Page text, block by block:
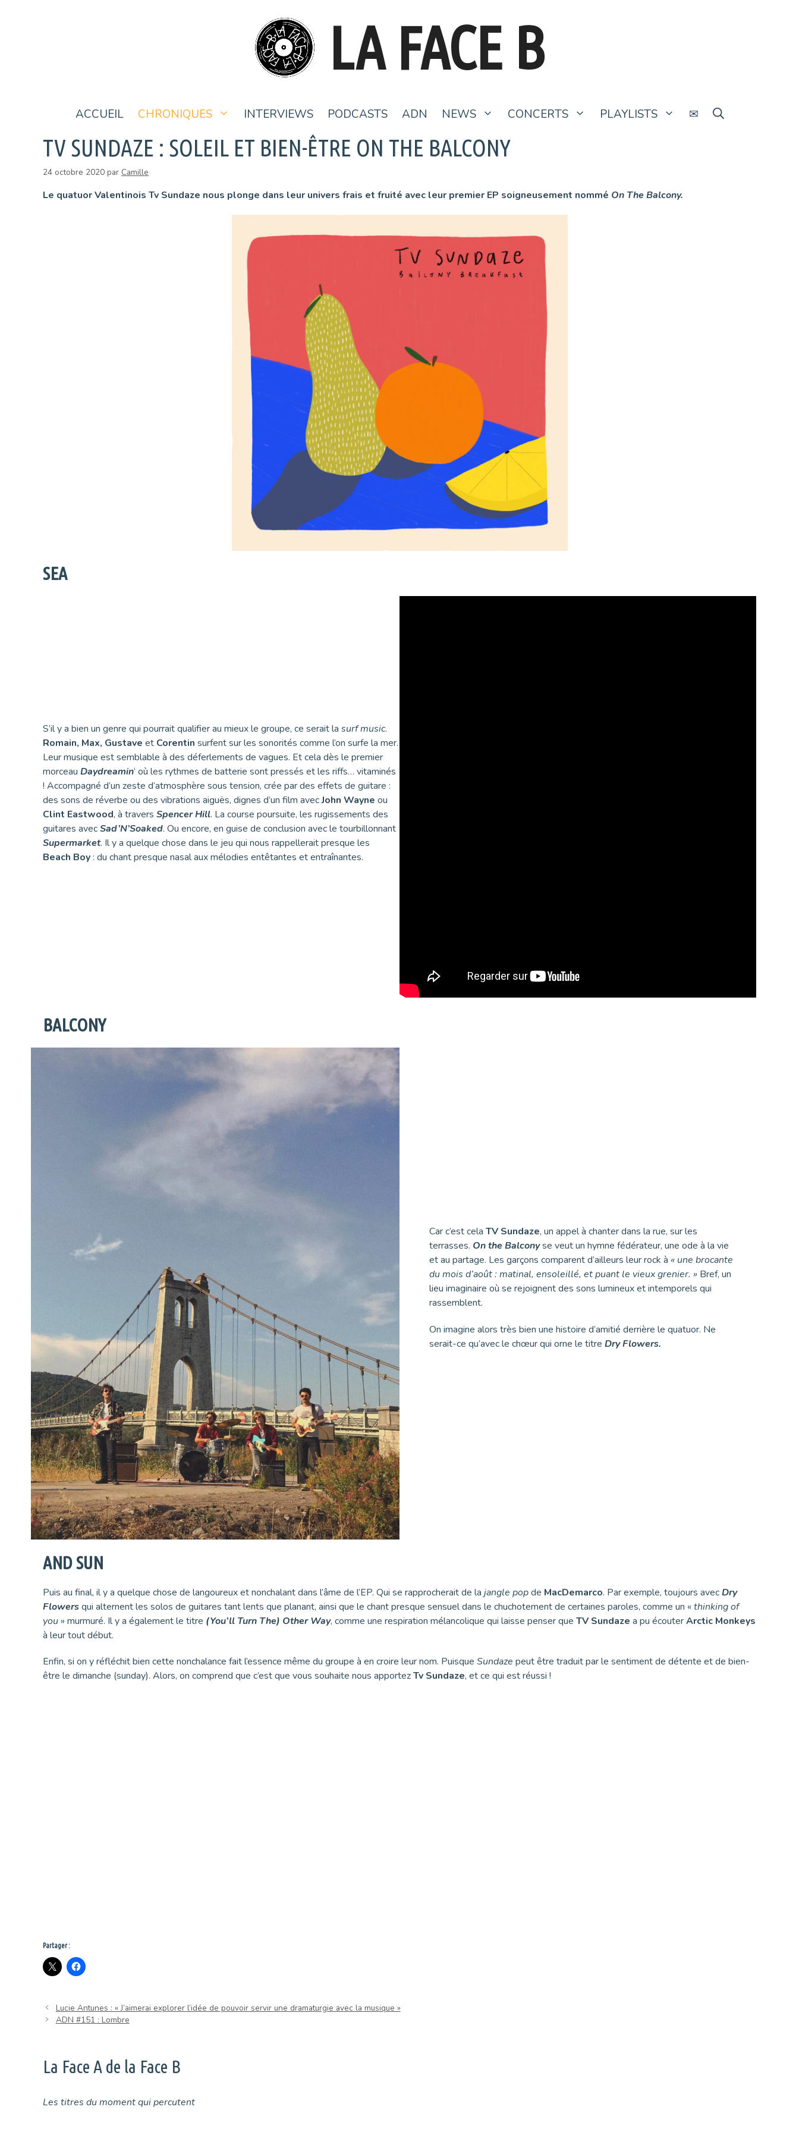
LA FACE B
ACCUEIL CHRONIQUES INTERVIEWS PODCASTS ADN NEWS CONCERTS PLAYLISTS ✉
TV SUNDAZE : SOLEIL ET BIEN-ÊTRE ON THE BALCONY
24 octobre 2020 par Camille
Le quatuor Valentinois Tv Sundaze nous plonge dans leur univers frais et fruité avec leur premier EP soigneusement nommé On The Balcony.
SEA
S’il y a bien un genre qui pourrait qualifier au mieux le groupe, ce serait la surf music.
Romain, Max, Gustave et Corentin surfent sur les sonorités comme l’on surfe la mer.
Leur musique est semblable à des déferlements de vagues. Et cela dès le premier
morceau Daydreamin‘ où les rythmes de batterie sont pressés et les riffs… vitaminés
! Accompagné d’un zeste d’atmosphère sous tension, crée par des effets de guitare :
des sons de réverbe ou des vibrations aiguës, dignes d’un film avecJohn Wayne ou
Clint Eastwood, à travers Spencer Hill. La course poursuite, les rugissements des
guitares avecSad’N’Soaked. Ou encore, en guise de conclusion avec le tourbillonnant
Supermarket. Il y a quelque chose dans le jeu qui nous rappellerait presque les
Beach Boy: du chant presque nasal aux mélodies entêtantes et entraînantes.
BALCONY
Car c’est cela TV Sundaze, un appel à chanter dans la rue, sur les
terrasses. On the Balconyse veut un hymne fédérateur, une ode à la vie
et au partage. Les garçons comparent d’ailleurs leur rock à « une brocante
du mois d’août : matinal, ensoleillé, et puant le vieux grenier. »Bref, un
lieu imaginaire où se rejoignent des sons lumineux et intemporels qui
rassemblent.
On imagine alors très bien une histoire d’amitié derrière le quatuor. Ne
serait-ce qu’avec le chœur qui orne le titre Dry Flowers.
AND SUN
Puis au final, il y a quelque chose de langoureux et nonchalant dans l’âme de l’EP. Qui se rapprocherait de la jangle popde MacDemarco. Par exemple, toujours avecDry
Flowersqui alternent les solos de guitares tant lents que planant, ainsi que le chant presque sensuel dans le chuchotement de certaines paroles, comme un « thinking of
you » murmuré. Il y a également le titre (You’ll Turn The) Other Way, comme une respiration mélancolique qui laisse penser que TV Sundaze a pu écouterArctic Monkeys
à leur tout début.
Enfin, si on y réfléchit bien cette nonchalance fait l’essence même du groupe à en croire leur nom. Puisque Sundaze peut être traduit par le sentiment de détente et de bien-
être le dimanche (sunday). Alors, on comprend que c’est que vous souhaite nous apportezTv Sundaze, et ce qui est réussi !
Partager :
Lucie Antunes : « J’aimerai explorer l’idée de pouvoir servir une dramaturgie avec la musique »
ADN #151 : Lombre
La Face A de la Face B
Les titres du moment qui percutent